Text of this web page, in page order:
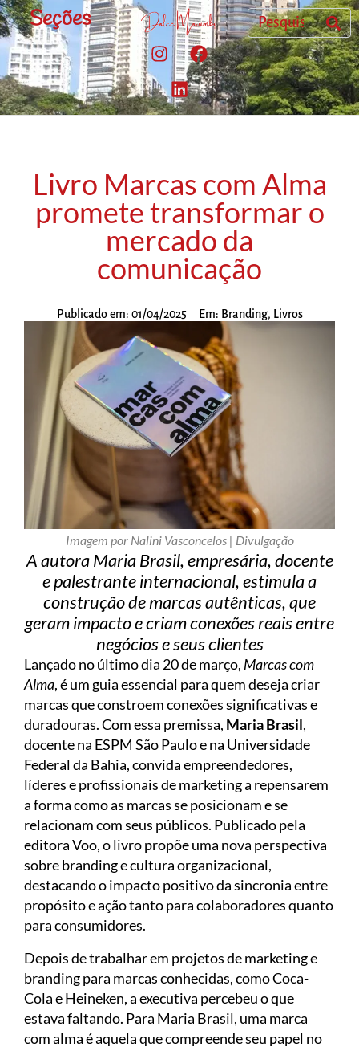
Seções
Livro Marcas com Alma
promete transformar o
mercado da
comunicação
Publicado em: 01/04/2025 Em: Branding, Livros
Imagem por Nalini Vasconcelos | Divulgação
A autora Maria Brasil, empresária, docente
e palestrante internacional, estimula a
construção de marcas autênticas, que
geram impacto e criam conexões reais entre
negócios e seus clientes
Lançado no último dia 20 de março, Marcas com
Alma, é um guia essencial para quem deseja criar
marcas que constroem conexões significativas e
duradouras. Com essa premissa, Maria Brasil,
docente na ESPM São Paulo e na Universidade
Federal da Bahia, convida empreendedores,
líderes e profissionais de marketing a repensarem
a forma como as marcas se posicionam e se
relacionam com seus públicos. Publicado pela
editora Voo, o livro propõe uma nova perspectiva
sobre branding e cultura organizacional,
destacando o impacto positivo da sincronia entre
propósito e ação tanto para colaboradores quanto
para consumidores.
Depois de trabalhar em projetos de marketing e
branding para marcas conhecidas, como Coca-
Cola e Heineken, a executiva percebeu o que
estava faltando. Para Maria Brasil, uma marca
com alma é aquela que compreende seu papel no